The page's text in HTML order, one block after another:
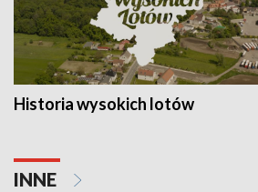
Historia wysokich lotów
INNE